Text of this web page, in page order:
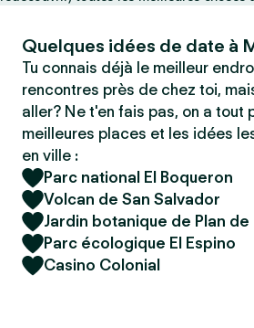
Quelques idées de date à
Tu connais déjà le meilleur
rencontres près de chez toi,
aller? Ne t'en fais pas, on a tout
meilleures places et les idées
en ville :
Parc national El Boqueron
Volcan de San Salvador
Jardin botanique de Plan de
Parc écologique El Espino
Casino Colonial